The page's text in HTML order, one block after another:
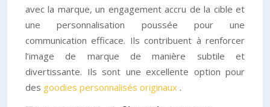
avec la marque, un engagement accru de la cible et
une personnalisation poussée pour une
communication efficace. Ils contribuent à renforcer
l’image de marque de manière subtile et
divertissante. Ils sont une excellente option pour
des goodies personnalisés originaux .